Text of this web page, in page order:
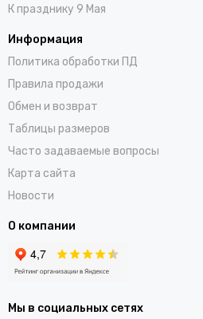
К празднику 9 Мая
Информация
Политика обработки ПД
Правила продажи
Обмен и возврат
Таблицы размеров
Часто задаваемые вопросы
Карта сайта
Новости
О компании
Мы в социальных сетях